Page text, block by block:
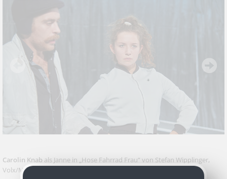
Carolin Knab als Janne in „Hose Fahrrad Frau“ von Stefan Wipplinger,
Volx/Margareten (Volkstheater)